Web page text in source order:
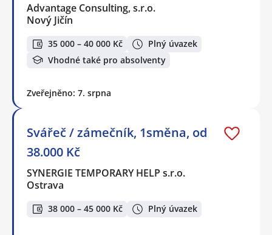
Advantage Consulting, s.r.o.
Nový Jičín
35 000 – 40 000 Kč
Plný úvazek
Vhodné také pro absolventy
Zveřejněno: 7. srpna
Svářeč / zámečník, 1směna, od
38.000 Kč
SYNERGIE TEMPORARY HELP s.r.o.
Ostrava
38 000 – 45 000 Kč Plný úvazek